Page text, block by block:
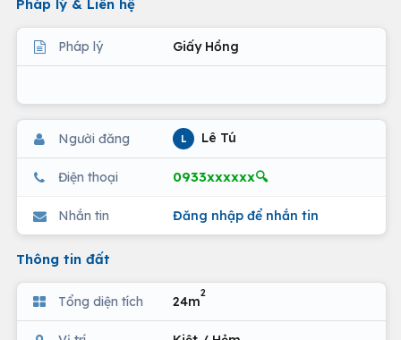
Pháp lý & Liên hệ
Pháp lý Giấy Hồng
Người đăng L Lê Tú
Điện thoại 0933xxxxxx🔍
Nhắn tin Đăng nhập để nhắn tin
Thông tin đất
Tổng diện tích 24m
2